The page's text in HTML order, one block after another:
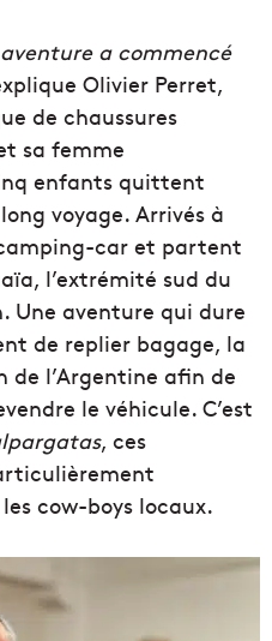
a commencé
Olivier Perret,
de chaussures
sa femme
enfants quittent
voyage. Arrivés à
car et partent
l’extrémité sud du
Une aventure qui dure
de replier bagage, la
l’Argentine afin de
le véhicule. C’est
, ces
cow-boys locaux.